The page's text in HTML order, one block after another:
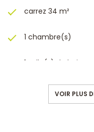
carrez 34 m²
1 chambre(s)
1 salle(s) de bain
construit en 1989
VOIR PLUS